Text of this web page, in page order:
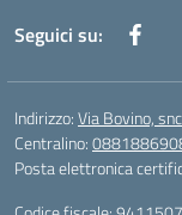
Seguici su:
Indirizzo:Via Bovino,
Centralino:
Posta elettronica